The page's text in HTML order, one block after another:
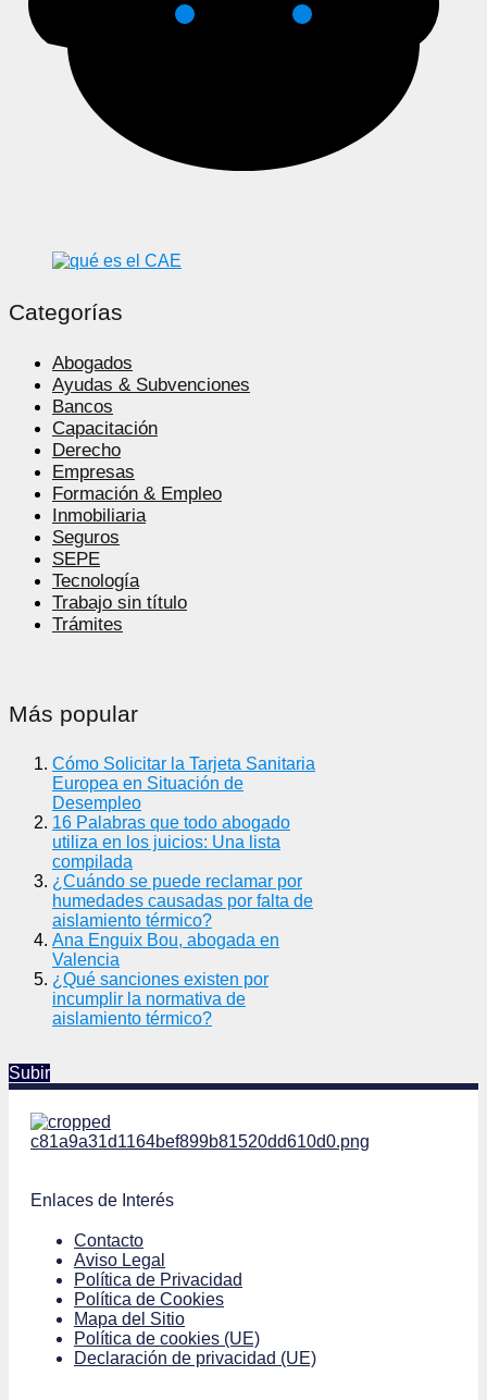
Categorías
Abogados
Ayudas & Subvenciones
Bancos
Capacitación
Derecho
Empresas
Formación & Empleo
Inmobiliaria
Seguros
SEPE
Tecnología
Trabajo sin título
Trámites
Más popular
Cómo Solicitar la Tarjeta Sanitaria
Europea en Situación de
Desempleo
16 Palabras que todo abogado
utiliza en los juicios: Una lista
compilada
¿Cuándo se puede reclamar por
humedades causadas por falta de
aislamiento térmico?
Ana Enguix Bou, abogada en
Valencia
¿Qué sanciones existen por
incumplir la normativa de
aislamiento térmico?
Subir
Enlaces de Interés
Contacto
Aviso Legal
Política de Privacidad
Política de Cookies
Mapa del Sitio
Política de cookies (UE)
Declaración de privacidad (UE)